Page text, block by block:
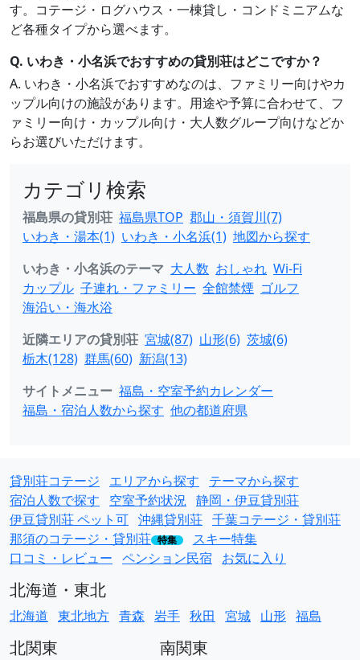
す。コテージ・ログハウス・一棟貸し・コンドミニアムな
ど各種タイプから選べます。
Q. いわき・小名浜でおすすめの貸別荘はどこですか？
A. いわき・小名浜でおすすめなのは、ファミリー向けやカ
ップル向けの施設があります。用途や予算に合わせて、フ
ァミリー向け・カップル向け・大人数グループ向けなどか
らお選びいただけます。
カテゴリ検索
福島県の貸別荘 福島県TOP 郡山・須賀川(7)
いわき・湯本(1) いわき・小名浜(1) 地図から探す
いわき・小名浜のテーマ 大人数 おしゃれ Wi-Fi
カップル 子連れ・ファミリー 全館禁煙 ゴルフ
海沿い・海水浴
近隣エリアの貸別荘 宮城(87) 山形(6) 茨城(6)
栃木(128) 群馬(60) 新潟(13)
サイトメニュー 福島・空室予約カレンダー
福島・宿泊人数から探す 他の都道府県
貸別荘コテージ エリアから探す
テーマから探す
宿泊人数で探す
空室予約状況 静岡・伊豆貸別荘
伊豆貸別荘 ペット可 沖縄貸別荘 千葉コテージ・貸別荘
那須のコテージ・貸別荘 特集
スキー特集
口コミ・レビュー ペンション民宿 お気に入り
北海道・東北
北海道 東北地方 青森 岩手 秋田 宮城 山形 福島
北関東 南関東